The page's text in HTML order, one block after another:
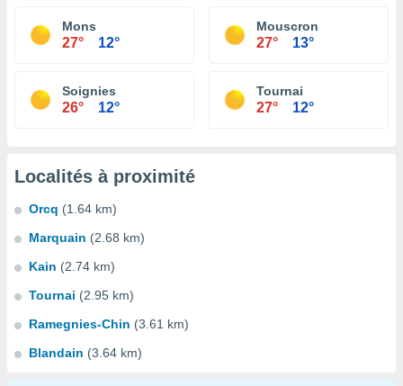
Mons
27° 12°
Mouscron
27° 13°
Soignies
26° 12°
Tournai
27° 12°
Localités à proximité
Orcq (1.64 km)
Marquain (2.68 km)
Kain (2.74 km)
Tournai (2.95 km)
Ramegnies-Chin (3.61 km)
Blandain (3.64 km)